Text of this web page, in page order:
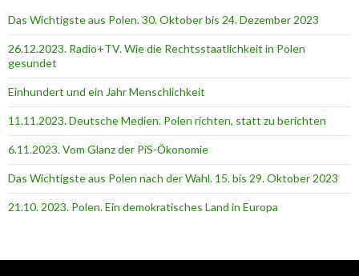
Das Wichtigste aus Polen. 30. Oktober bis 24. Dezember 2023
26.12.2023. Radio+TV. Wie die Rechtsstaatlichkeit in Polen
gesundet
Einhundert und ein Jahr Menschlichkeit
11.11.2023. Deutsche Medien. Polen richten, statt zu berichten
6.11.2023. Vom Glanz der PiS-Ӧkonomie
Das Wichtigste aus Polen nach der Wahl. 15. bis 29. Oktober 2023
21.10. 2023. Polen. Ein demokratisches Land in Europa